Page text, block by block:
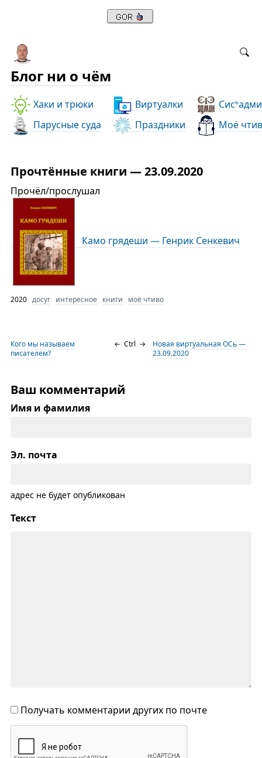
Блог ни о чём
Хаки и трюки Виртуалки Сись
Парусные суда
Праздники Моё
Прочтённые книги — 23.09.2020
Прочёл/прослушал
Камо грядеши — Генрик Сенкевич
2020 досуг интересное книги моё чтиво
Кого мы называем
писателем?
← Ctrl →
Новая виртуальная ОСь —
23.09.2020
Ваш комментарий
Имя и фамилия
Эл. почта
адрес не будет опубликован
Текст
Получать комментарии других по почте